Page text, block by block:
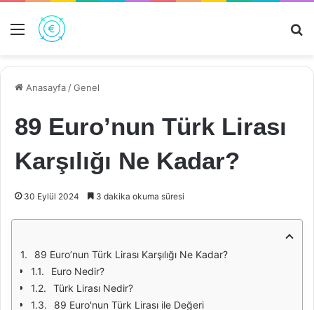
Menü
Anasayfa /Genel
89 Euro’nun Türk Lirası
Karşılığı Ne Kadar?
30 Eylül 2024 3 dakika okuma süresi
89 Euro’nun Türk Lirası Karşılığı Ne Kadar?
Euro Nedir?
Türk Lirası Nedir?
89 Euro'nun Türk Lirası ile Değeri